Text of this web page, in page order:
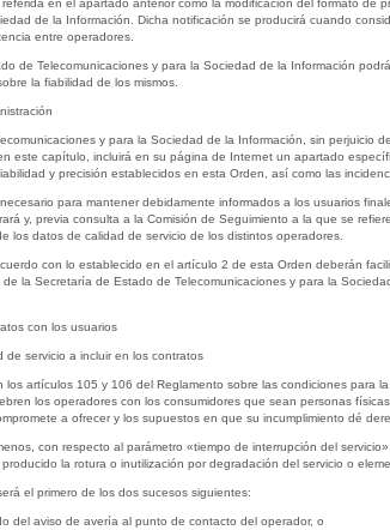
en el apartado anterior como la modificación del formato
de la Información. Dicha notificación se producirá cuando
entre operadores.
de Telecomunicaciones y para la Sociedad de la Información
la fiabilidad de los mismos.
y para la Sociedad de la Información, sin
este capítulo, incluirá en su página de Internet un apartado
y precisión establecidos en esta Orden, así como las
para mantener debidamente informados a los usuarios
y, previa consulta a la Comisión de Seguimiento a la que se
los datos de calidad de servicio de los distintos operadores.
con lo establecido en el artículo 2 de esta Orden deberán
la Secretaría de Estado de Telecomunicaciones y para la
con los usuarios
servicio a incluir en los contratos
artículos 105 y 106 del Reglamento sobre las condiciones para
los operadores con los consumidores que sean personas
a ofrecer y los supuestos en que su incumplimiento dé
con respecto al parámetro «tiempo de interrupción del
la rotura o inutilización por degradación del servicio o
el primero de los dos sucesos siguientes:
del aviso de avería al punto de contacto del operador, o